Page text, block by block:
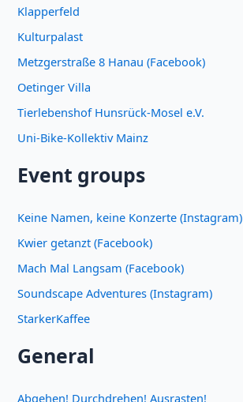
Klapperfeld
Kulturpalast
Metzgerstraße 8 Hanau (Facebook)
Oetinger Villa
Tierlebenshof Hunsrück-Mosel e.V.
Uni-Bike-Kollektiv Mainz
Event groups
Keine Namen, keine Konzerte (Instagram)
Kwier getanzt (Facebook)
Mach Mal Langsam (Facebook)
Soundscape Adventures (Instagram)
StarkerKaffee
General
Abgehen! Durchdrehen! Ausrasten!